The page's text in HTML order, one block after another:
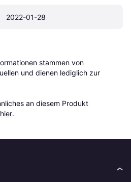
2022-01-28
stammen von
und dienen lediglich zur
an diesem Produkt
.